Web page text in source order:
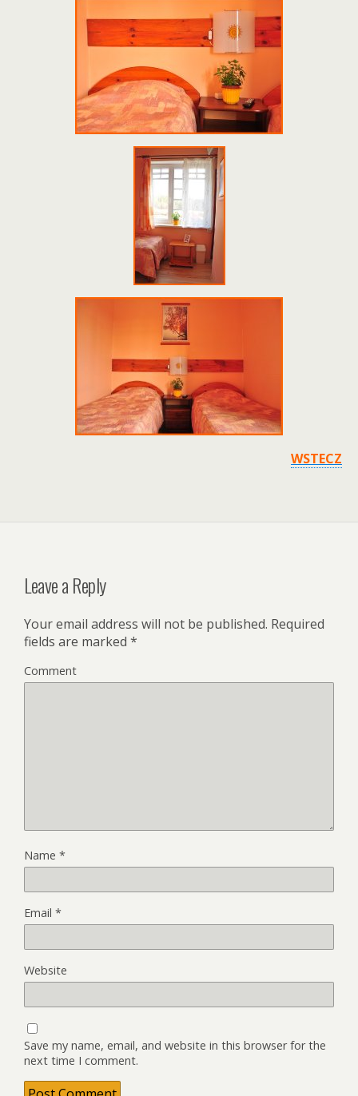
WSTECZ
Leave a Reply
Your email address will not be published. Required
fields are marked *
Comment
Name *
Email *
Website
Save my name, email, and website in this browser for the
next time I comment.